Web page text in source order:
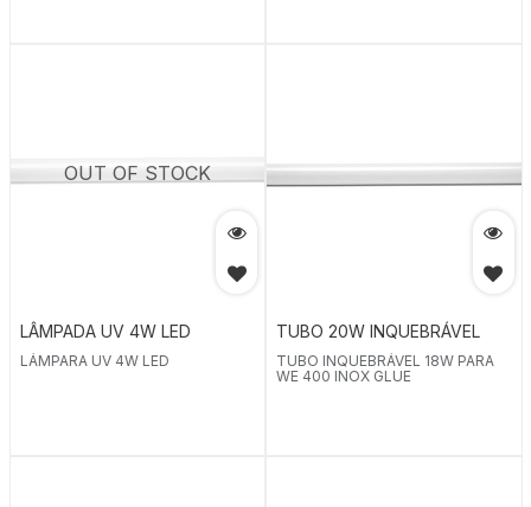
OUT OF STOCK
LÂMPADA UV 4W LED
LÁMPARA UV 4W LED
TUBO 20W INQUEBRÁVEL
TUBO INQUEBRÁVEL 18W PARA
WE 400 INOX GLUE